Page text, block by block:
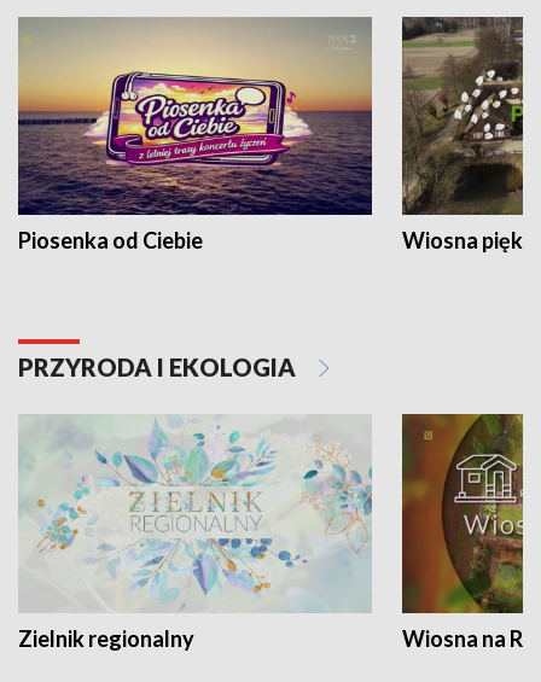
Piosenka od Ciebie Wiosna
PRZYRODA I EKOLOGIA
Zielnik regionalny Wiosna na